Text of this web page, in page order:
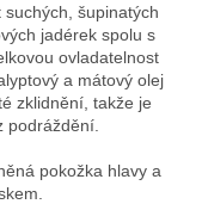
šupinatých
jadérek spolu s
ovladatelnost
a mátový olej
zklidnění, takže je
podráždění.
pokožka hlavy a